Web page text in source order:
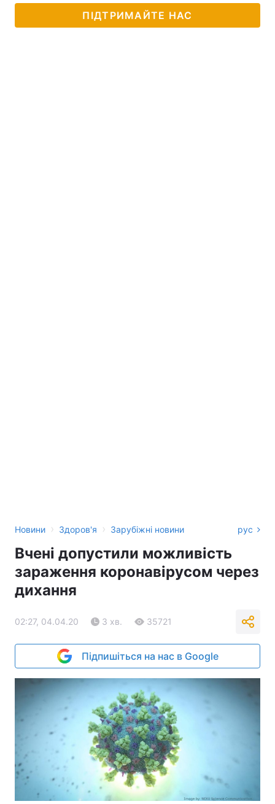
ПІДТРИМАЙТЕ НАС
Новини › Здоров'я › Зарубіжні новини рус
Вчені допустили можливість
зараження коронавірусом через
дихання
02:27, 04.04.20 3 хв. 35721
Підпишіться на нас в Google